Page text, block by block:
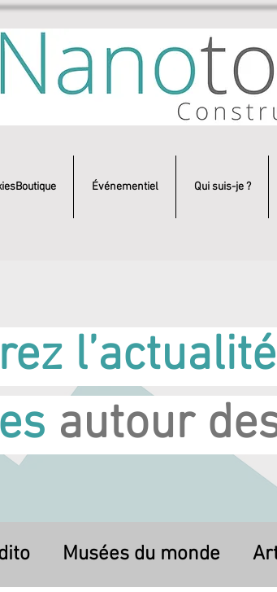
Événementiel Qui suis-je ?
autour
Musées du monde